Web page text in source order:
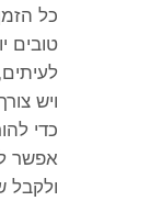
כל
טובים
לעיתים,
ויש
כדי
אפשר
ולקבל